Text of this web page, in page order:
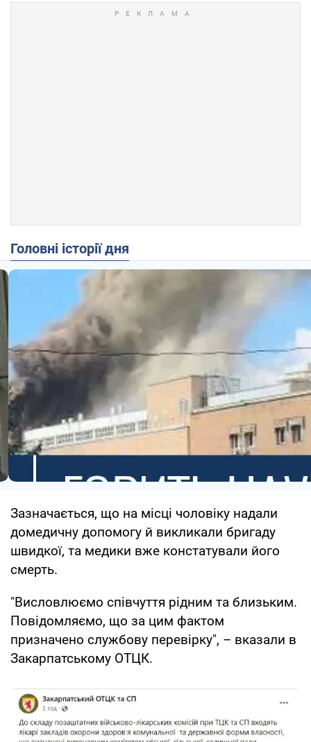
Головні історії дня
Зазначається, що на місці чоловіку надали
домедичну допомогу й викликали бригаду
швидкої, та медики вже констатували його
смерть.
"Висловлюємо співчуття рідним та близьким.
Повідомляємо, що за цим фактом
призначено службову перевірку", – вказали в
Закарпатському ОТЦК.